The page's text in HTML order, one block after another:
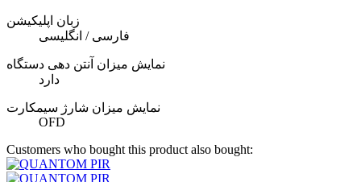
زبان اپلیکیشن
فارسی / انگلیسی
نمایش میزان آنتن دهی دستگاه
دارد
نمایش میزان شارژ سیمکارت
OFD
Customers who bought this product also bought: